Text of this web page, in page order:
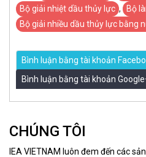
Bộ giải nhiệt dầu thủy lực , Bộ
Bộ giải nhiều dầu thủy lực bằng
Bình luận bằng tài khoản
Bình luận bằng tài khoản
CHÚNG TÔI
IEA VIETNAM luôn đem đến các